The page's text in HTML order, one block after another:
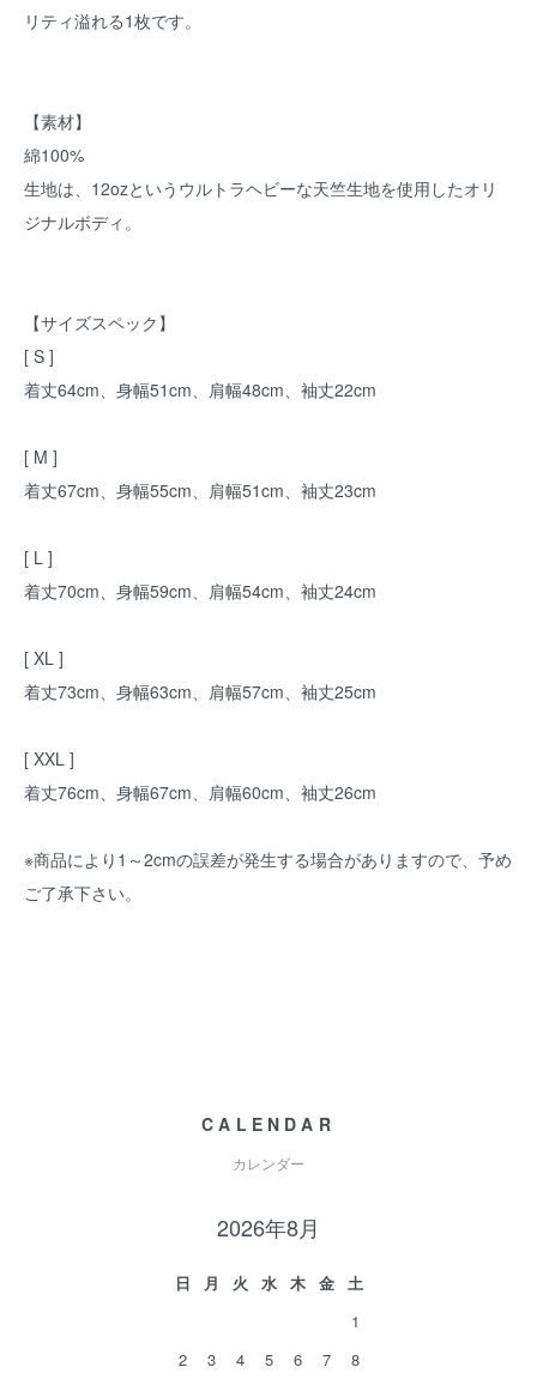
リティ溢れる1枚です。
【素材】
綿100%
生地は、12ozというウルトラヘビーな天竺生地を使用したオリ
ジナルボディ。
【サイズスペック】
[ S ]
着丈64cm、身幅51cm、肩幅48cm、袖丈22cm
[ M ]
着丈67cm、身幅55cm、肩幅51cm、袖丈23cm
[ L ]
着丈70cm、身幅59cm、肩幅54cm、袖丈24cm
[ XL ]
着丈73cm、身幅63cm、肩幅57cm、袖丈25cm
[ XXL ]
着丈76cm、身幅67cm、肩幅60cm、袖丈26cm
※商品により1～2cmの誤差が発生する場合がありますので、予め
ご了承下さい。
CALENDAR
カレンダー
2026年8月
日 月 火 水 木 金
土
1
2
3 4 5 6 7
8